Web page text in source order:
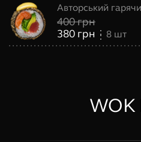
Авторський
400грн
380 грн 8 шт
WOK